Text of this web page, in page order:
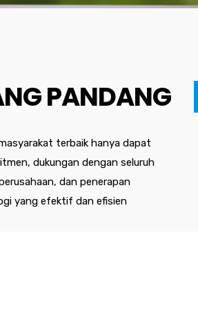
PANDANG
terbaik hanya dapat
dukungan dengan seluruh
dan penerapan
yang efektif dan efisien